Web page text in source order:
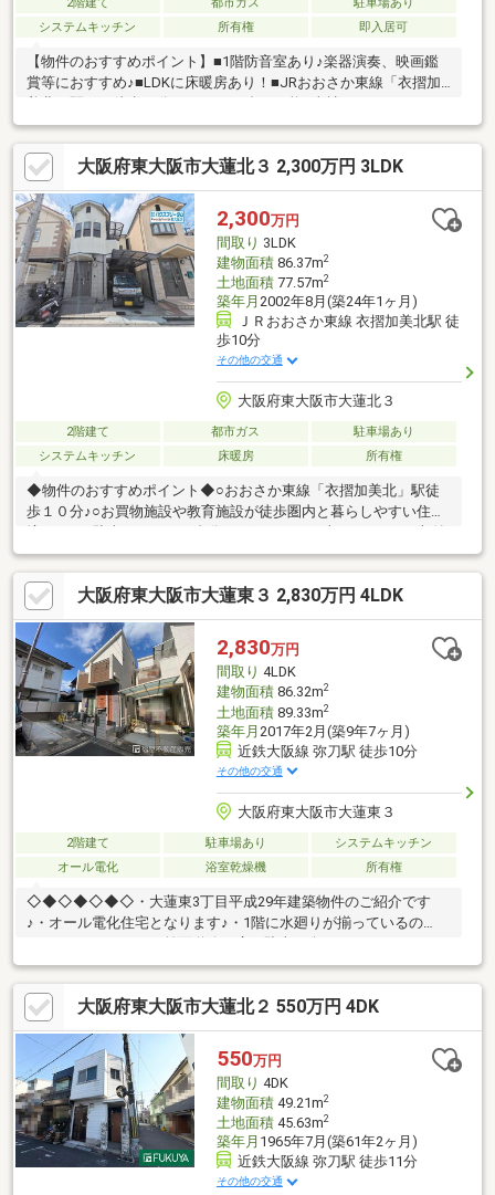
システムキッチン
所有権 即入居可
【物件のおすすめポイント】■1階防音室あり♪楽器演奏、映画鑑
賞等におすすめ♪■LDKに床暖房あり！■JRおおさか東線「衣摺加
も相談可能♪■東大阪市立長瀬南小学校：約220ｍ■東大阪市立長瀬
中学校：約290ｍ■サンディ大蓮店：約110ｍ■万代大蓮北店：約
392m※お気軽にお問い合わせください※■「車で送迎！」「今す
ぐ！」「夜に！」対応！ 他社・他サイト掲載物件「一気に見
学」可！■その他、各種ご相談も承っております〇住宅ローンの
ご相談〇お住替え、売却相談〇部分的なリフォーム工事のご提案
大阪府東大阪市大蓮北３ 2,300万円 3LDK
2,300万円
間取り 3LDK
建物面積86.37m2
土地面積77.57m2
築年月 2002年8月(築24年1ヶ月)
ＪＲおおさか東線 衣摺加美北駅 徒
歩10分
その他の交通
大阪府東大阪市大蓮北３
2階建て 都市ガス
駐車場あり
システムキッチン
床暖房 所有権
◆物件のおすすめポイント◆○おおさか東線「衣摺加美北」駅徒
歩１０分♪○お買物施設や教育施設が徒歩圏内と暮らしやすい住環
豊富な３ＬＤＫ+ロフト付き！○家事の時短に繋がる食器洗浄乾燥
機付きのシステムキッチン！◆会社の特徴◆ハウスフリーダムは
【東証スタンダード上場企業】です！不動産購入や住宅ローンに
ついては、ハウスフリーダムにお任せ下さい♪（ご来店の際は、店
舗に駐車場を完備しております）
大阪府東大阪市大蓮東３ 2,830万円 4LDK
2,830万円
間取り 4LDK
建物面積86.32m2
土地面積89.33m2
築年月 2017年2月(築9年7ヶ月)
近鉄大阪線 弥刀駅 徒歩10分
その他の交通
大阪府東大阪市大蓮東３
2階建て 駐車場あり
システムキッチン
オール電化
浴室乾燥機 所有権
◇◆◇◆◇◆◇・大蓮東3丁目平成29年建築物件のご紹介です
♪・オール電化住宅となります♪・1階に水廻りが揃っているの
後ろはスペースが広く食器棚など置けますね♪・カウンターキッチ
ンの為、小さなお子様がいても安心です♪・2階は各4部屋ありプ
ライベート空間が保てます♪・屋根裏収納もあり、荷物がたくさん
あっても大丈夫です♪・近隣施設充実しています♪〇大蓮小学校ま
で約950ｍ♪〇長瀬中学校まで約1.1ｋｍ♪〇万代大蓮北店まで約
600ｍ♪◇◆◇◆◇◆◇
大阪府東大阪市大蓮北２ 550万円 4DK
550万円
間取り 4DK
建物面積49.21m2
土地面積45.63m2
築年月 1965年7月(築61年2ヶ月)
近鉄大阪線 弥刀駅 徒歩11分
その他の交通